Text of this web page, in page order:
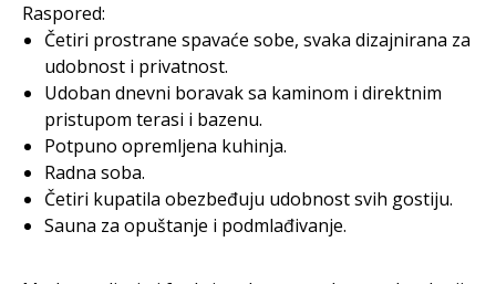
Raspored:
Četiri prostrane spavaće sobe, svaka dizajnirana za
udobnost i privatnost.
Udoban dnevni boravak sa kaminom i direktnim
pristupom terasi i bazenu.
Potpuno opremljena kuhinja.
Radna soba.
Četiri kupatila obezbeđuju udobnost svih gostiju.
Sauna za opuštanje i podmlađivanje.